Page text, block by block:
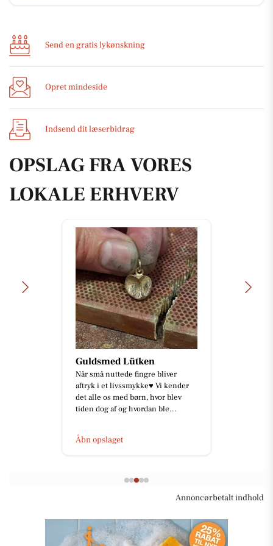
Send en gratis lykønskning
Opret mindeside
Indsend dit læserbidrag
OPSLAG FRA VORES
LOKALE ERHVERV
Guldsmed Lütken
Når små nuttede fingre bliver
aftryk i et livssmykke♥️ Vi kender
det alle os med børn, hvor blev
tiden dog af og hvordan ble...
Åbn opslaget
Annoncørbetalt indhold